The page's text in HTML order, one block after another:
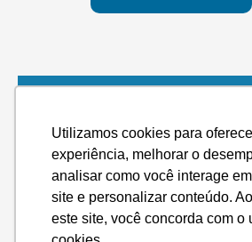
Utilizamos cookies para
experiência, melhorar o
analisar como você interage
site e personalizar conteúdo.
este site, você concorda com o
São Paulo
Estrada Turística do
Tel:(11) 3909-4820
WhatsApp
E-mail
Piracicaba
Av. São Paulo, 1955 –